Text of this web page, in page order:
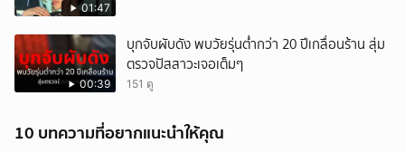
01:47
00:39
บุกจับผับดัง พบวัยรุ่นต่ำกว่า 20 ปีเกลื่อนร้าน สุ่ม
ตรวจปัสสาวะเจอเต็มๆ
151 ดู
10 บทความที่อยากแนะนำให้คุณ